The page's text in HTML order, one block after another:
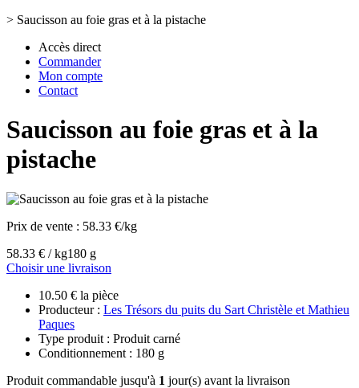
> Saucisson au foie gras et à la pistache
Accès direct
Commander
Mon compte
Contact
Saucisson au foie gras et à la
pistache
Prix de vente : 58.33 €/kg
58.33 € / kg180 g
Choisir une livraison
10.50 € la pièce
Producteur : Les Trésors du puits du Sart Christèle et Mathieu
Paques
Type produit : Produit carné
Conditionnement : 180 g
Produit commandable jusqu'à 1 jour(s) avant la livraison